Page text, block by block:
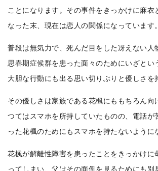
ことになります。その事件をきっかけに麻衣
なった末、現在は恋人の関係になっています。
普段は無気力で、死んだ目をした冴えない人
思春期症候群を患った面々のためにいざとい
大胆な行動にも出る思い切りぶりと優しさを
その優しさは家族である花楓にももちろん向
つてはスマホを所持していたものの、電話が
った花楓のためにもスマホを持たないように
花楓が解離性障害を患ったことをきっかけに
ってしまい、父はその面倒を見るためにも別